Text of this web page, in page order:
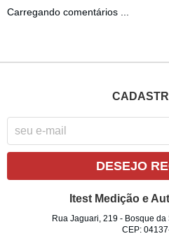
Carregando comentários ...
DESEJO
Itest Medição e
Rua Jaguari, 219 - Bosque
CEP: